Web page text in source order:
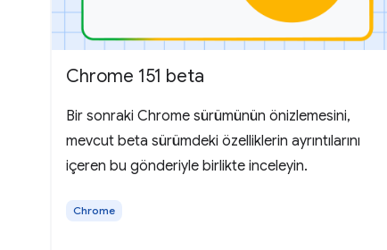
Chrome 151 beta
Bir sonraki Chrome sürümünün önizlemesini,
mevcut beta sürümdeki özelliklerin ayrıntılarını
içeren bu gönderiyle birlikte inceleyin.
Chrome